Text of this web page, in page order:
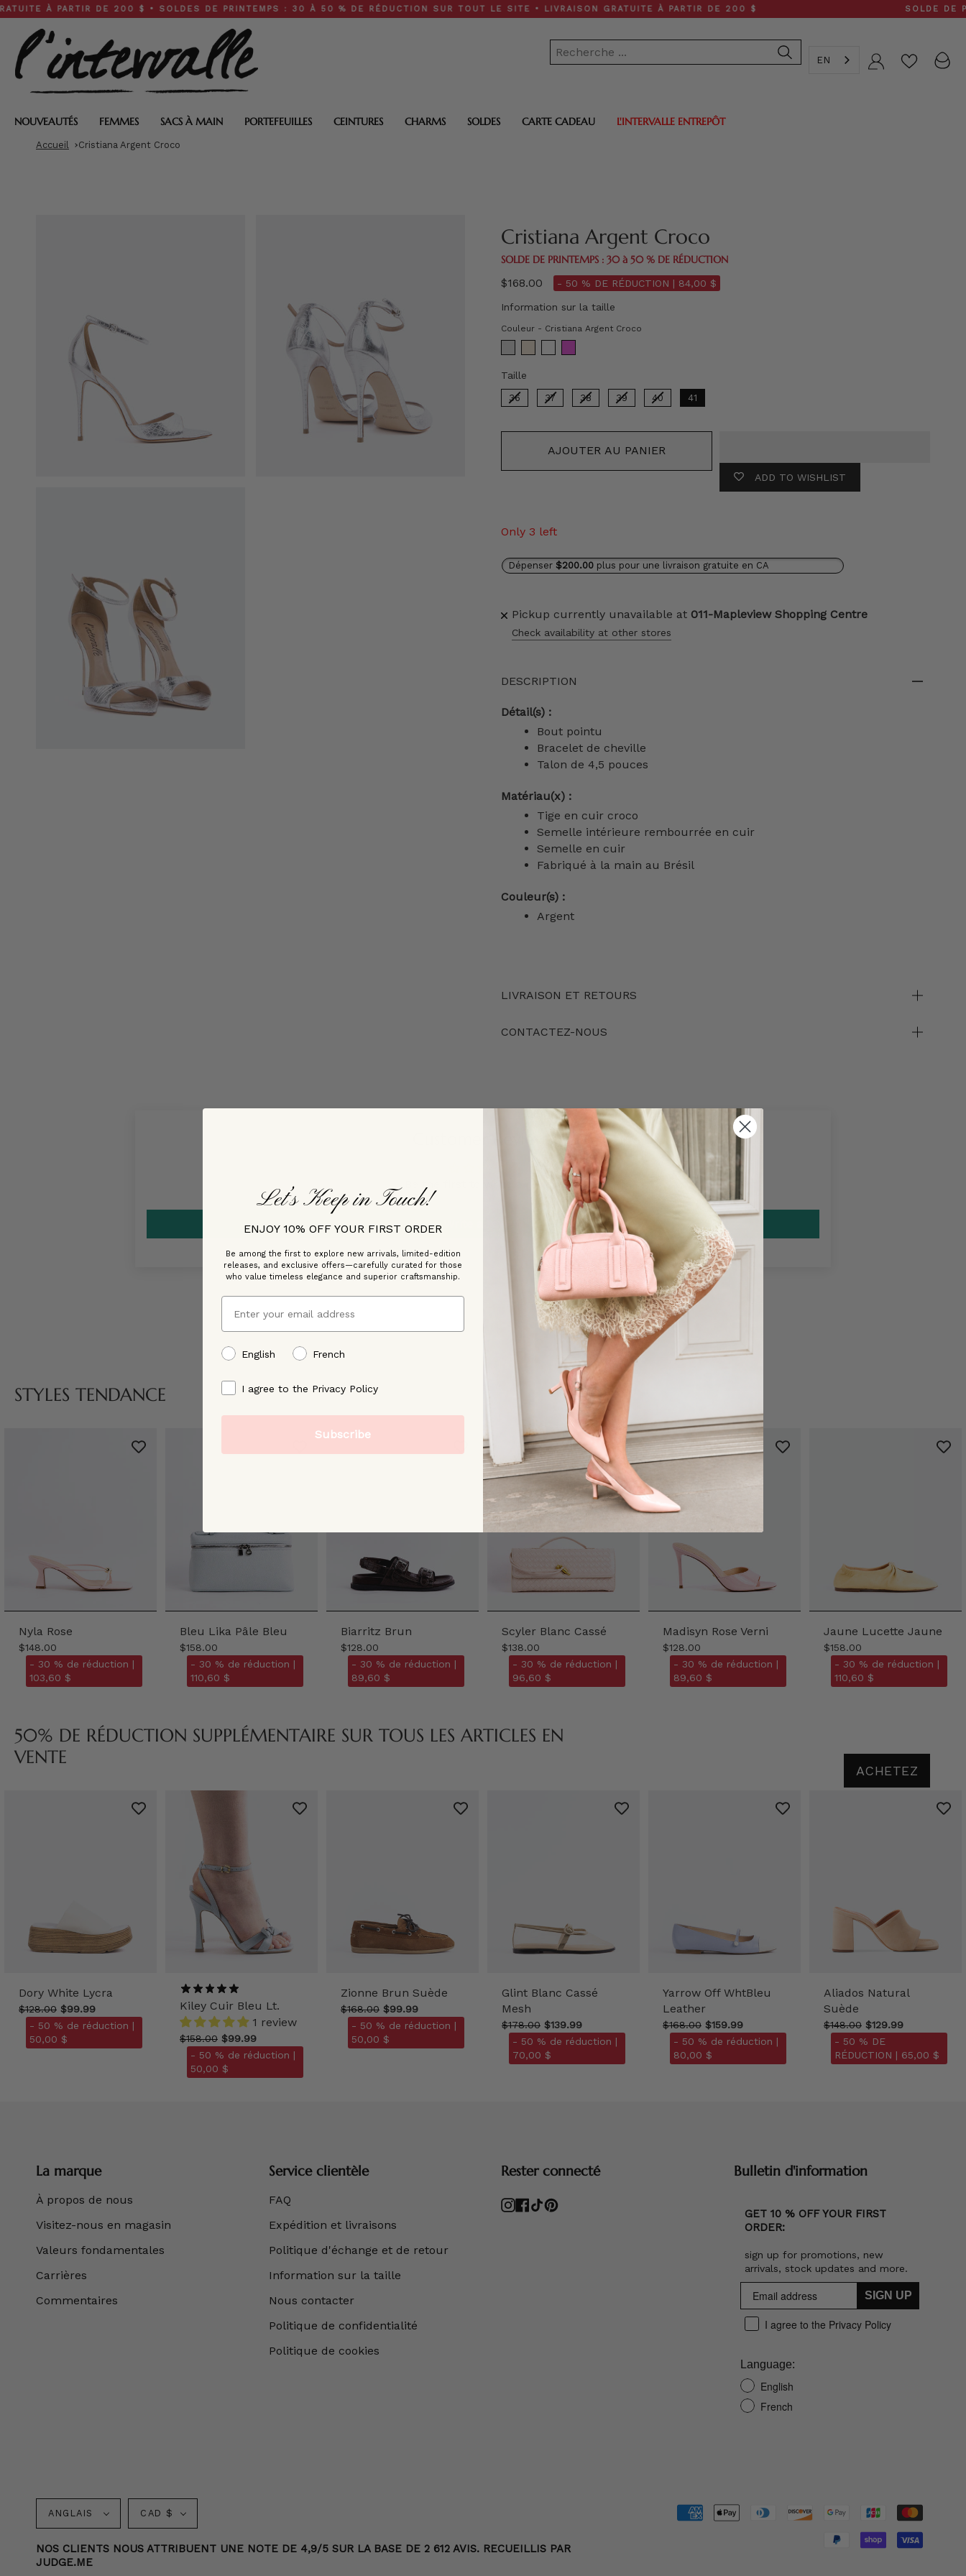
Skip
to
content
DE 200 $ • SOLDES DE PRINTEMPS : 30 À 50 % DE RÉDUCTION SUR TOUT LE SITE • LIVRAISON GRATUITE À PARTIR DE 200 $ SOLDE DE
EN Compte
NOUVEAUTÉS FEMMES SACS À MAIN PORTEFEUILLES CEINTURES CHARMS SOLDES CARTE CADEAU L'INTERVALLE ENTREPÔT
Accueil Cristiana Argent Croco
Cristiana Argent Croco
SOLDE DE PRINTEMPS : 30 à 50 % DE RÉDUCTION
$168.00 - 50 % DE RÉDUCTION | 84,00 $
Information sur la taille
Couleur - Cristiana Argent Croco
Taille
36 37 38 39 40 41
AJOUTER AU PANIER
ADD TO WISHLIST
Only 3 left
Dépenser $200.00 plus pour une livraison gratuite en CA
Pickup currently unavailable at 011-Mapleview Shopping Centre
Check availability at other stores
DESCRIPTION
Détail(s) :
Bout pointu
Bracelet de cheville
Talon de 4,5 pouces
Matériau(x) :
Tige en cuir croco
Semelle intérieure rembourrée en cuir
Semelle en cuir
Fabriqué à la main au Brésil
Couleur(s) :
Argent
LIVRAISON ET RETOURS
CONTACTEZ-NOUS
Customer Reviews
Be the first to write a review
STYLES TENDANCE
Nyla Rose
$148.00
- 30 % de réduction |
103,60 $
Bleu Lika Pâle Bleu
$158.00
- 30 % de réduction |
110,60 $
Biarritz Brun
$128.00
- 30 % de réduction |
89,60 $
Scyler Blanc Cassé
$138.00
- 30 % de réduction |
96,60 $
Madisyn Rose Verni
$128.00
- 30 % de réduction |
89,60 $
Jaune Lucette Jaune
$158.00
- 30 % de réduction |
110,60 $
50% DE RÉDUCTION SUPPLÉMENTAIRE SUR TOUS LES ARTICLES EN
VENTE
ACHETEZ
Dory White Lycra
$128.00 $99.99
- 50 % de réduction |
50,00 $
Kiley Cuir Bleu Lt.
1 review
$158.00 $99.99
- 50 % de réduction |
50,00 $
Zionne Brun Suède
$168.00 $99.99
- 50 % de réduction |
50,00 $
Glint Blanc Cassé
Mesh
$178.00 $139.99
- 50 % de réduction |
70,00 $
Yarrow Off WhtBleu
Leather
$168.00 $159.99
- 50 % de réduction |
80,00 $
Aliados Natural
Suède
$148.00 $129.99
- 50 % DE
RÉDUCTION | 65,00 $
La marque
À propos de nous
Visitez-nous en magasin
Valeurs fondamentales
Carrières
Commentaires
Service clientèle
FAQ
Expédition et livraisons
Politique d'échange et de retour
Information sur la taille
Nous contacter
Politique de confidentialité
Politique de cookies
Rester connecté
Instagram
Facebook
TikTokPinterest
Bulletin d'information
GET 10 % OFF YOUR FIRST
ORDER:
sign up for promotions, new
arrivals, stock updates and more.
SIGN UP
I agree to the Privacy Policy
Language:
English
French
Langue
ANGLAIS Monnaie
CAD $
NOS CLIENTS NOUS ATTRIBUENT UNE NOTE DE 4,9/5 SUR LA BASE DE 2 612 AVIS. RECUEILLIS PAR
JUDGE.ME
Let’s Keep in Touch!
ENJOY 10% OFF YOUR FIRST ORDER
Be among the first to explore new arrivals, limited-edition
releases, and exclusive offers—carefully curated for those
who value timeless elegance and superior craftsmanship.
Email
preffered language
English French
By signing up, you agree to our [Privacy Policy]
I agree to the Privacy Policy
Subscribe